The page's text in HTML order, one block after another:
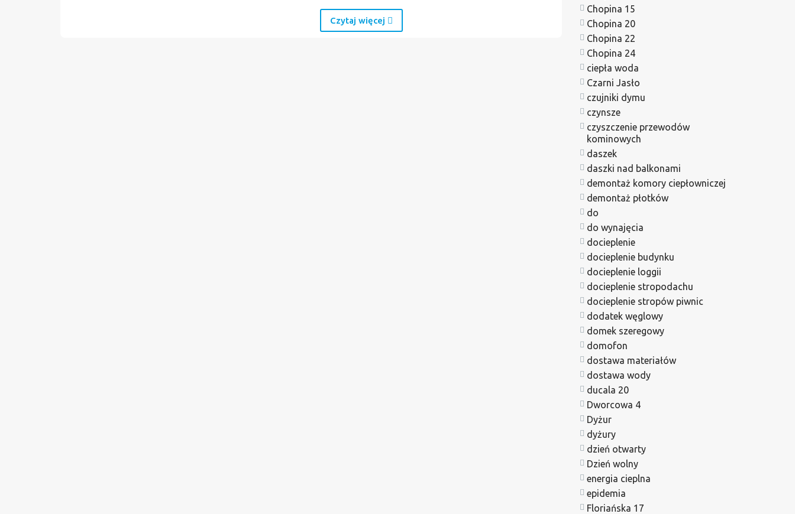
Czytaj więcej
Chopina 15
Chopina 20
Chopina 22
Chopina 24
ciepła woda
Czarni Jasło
czujniki dymu
czynsze
czyszczenie przewodów
kominowych
daszek
daszki nad balkonami
demontaż komory ciepłowniczej
demontaż płotków
do
do wynajęcia
docieplenie
docieplenie budynku
docieplenie loggii
docieplenie stropodachu
docieplenie stropów piwnic
dodatek węglowy
domek szeregowy
domofon
dostawa materiałów
dostawa wody
ducala 20
Dworcowa 4
Dyżur
dyżury
dzień otwarty
Dzień wolny
energia cieplna
epidemia
Floriańska 17